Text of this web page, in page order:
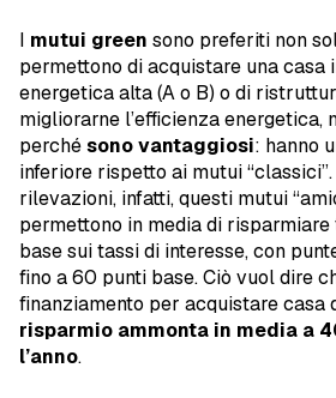
I mutui green sono preferiti non
permettono di acquistare una casa
energetica alta (A o B) o di
migliorarne l’efficienza energetica,
perchésono vantaggiosi: hanno
inferiore rispetto ai mutui
rilevazioni, infatti, questi mutui
permettono in media di
base sui tassi di interesse, con
fino a 60 punti base. Ciò vuol dire
finanziamento per acquistare casa
risparmio ammonta in media a
l’anno.